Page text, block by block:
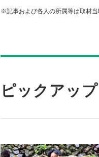
※記事および各人の所属等は取材
ピックアップ